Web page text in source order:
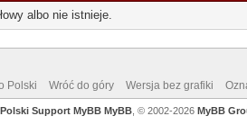
albo nie istnieje.
Polski Wróć do góry Wersja bez grafiki
Polski Support MyBB MyBB , © 2002-2026 MyBB